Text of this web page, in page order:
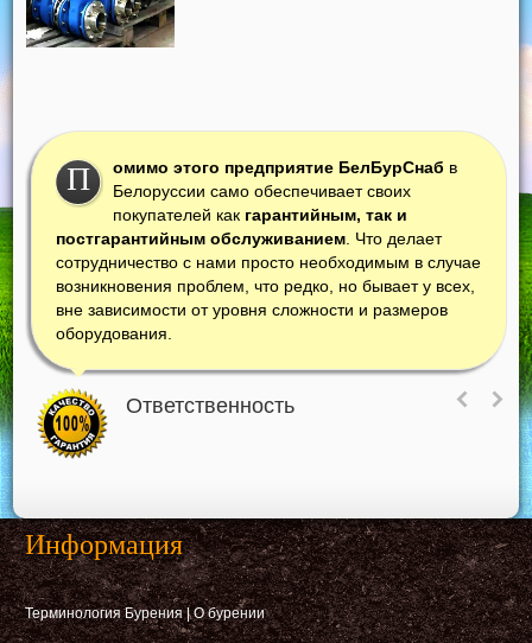
П омимо этого предприятие БелБурСнаб в
Белоруссии само обеспечивает своих
покупателей как гарантийным, так и
постгарантийным обслуживанием. Что делает
сотрудничество с нами просто необходимым в случае
возникновения проблем, что редко, но бывает у всех,
вне зависимости от уровня сложности и размеров
оборудования.
Ответственность
Информация
Терминология Бурения|О бурении